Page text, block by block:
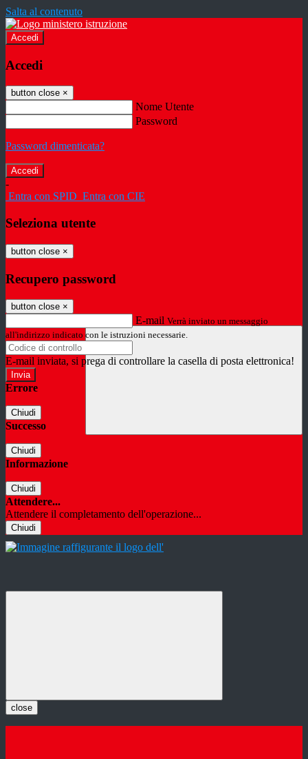
Salta al contenuto
Accedi
Accedi
button close ×
Nome Utente
Password
Password dimenticata?
-
Entra con SPID Entra con CIE
Seleziona utente
button close ×
Recupero password
button close ×
E-mail Verrà inviato un messaggio
all'indirizzo indicato con le istruzioni necessarie.
E-mail inviata, si prega di controllare la casella di posta elettronica!
Errore
Chiudi
Successo
Chiudi
Informazione
Chiudi
Attendere...
Attendere il completamento dell'operazione...
Chiudi
close